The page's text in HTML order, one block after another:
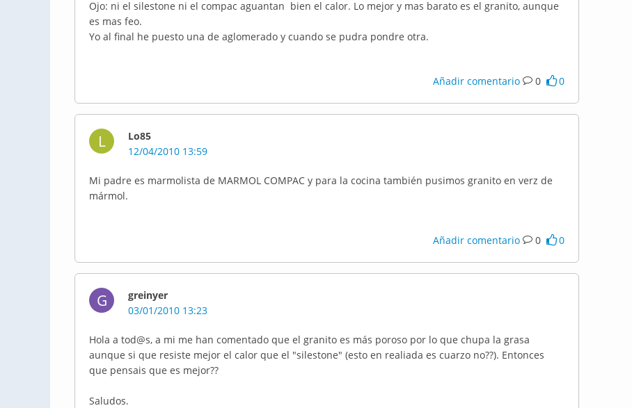
Ojo: ni el silestone ni el compac aguantan bien el calor. Lo mejor y mas barato es el granito, aunque
es mas feo.
Yo al final he puesto una de aglomerado y cuando se pudra pondre otra.
Añadir comentario 0 0
L
Lo85
12/04/2010 13:59
Mi padre es marmolista de MARMOL COMPAC y para la cocina también pusimos granito en verz de
mármol.
Añadir comentario 0 0
G
greinyer
03/01/2010 13:23
Hola a tod@s, a mi me han comentado que el granito es más poroso por lo que chupa la grasa
aunque si que resiste mejor el calor que el "silestone" (esto en realiada es cuarzo no??). Entonces
que pensais que es mejor??
Saludos.